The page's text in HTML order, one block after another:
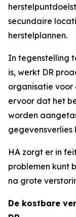
secundaire
herstelplannen.
In tegenstelling
is, werkt DR
organisatie voor
ervoor dat het
worden
gegevensverlies
HA zorgt er in
problemen kunt
na grote
De kostbare